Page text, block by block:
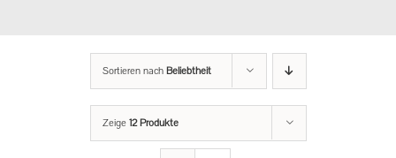
Sortieren nach Beliebtheit
Zeige 12 Produkte